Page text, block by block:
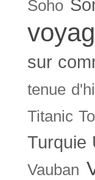
Soho
sur
tenue
Titanic
Turquie
Vauban